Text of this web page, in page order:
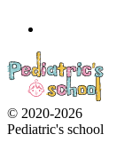
© 2020-2026
Pediatric's school